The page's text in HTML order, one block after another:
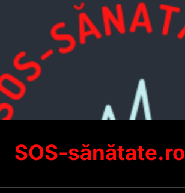
SOS-sănătate.ro